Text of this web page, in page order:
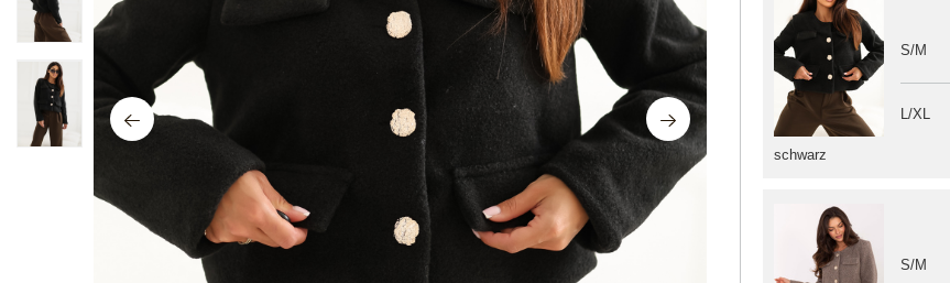
S/M
schwarz
S/M
L/XL